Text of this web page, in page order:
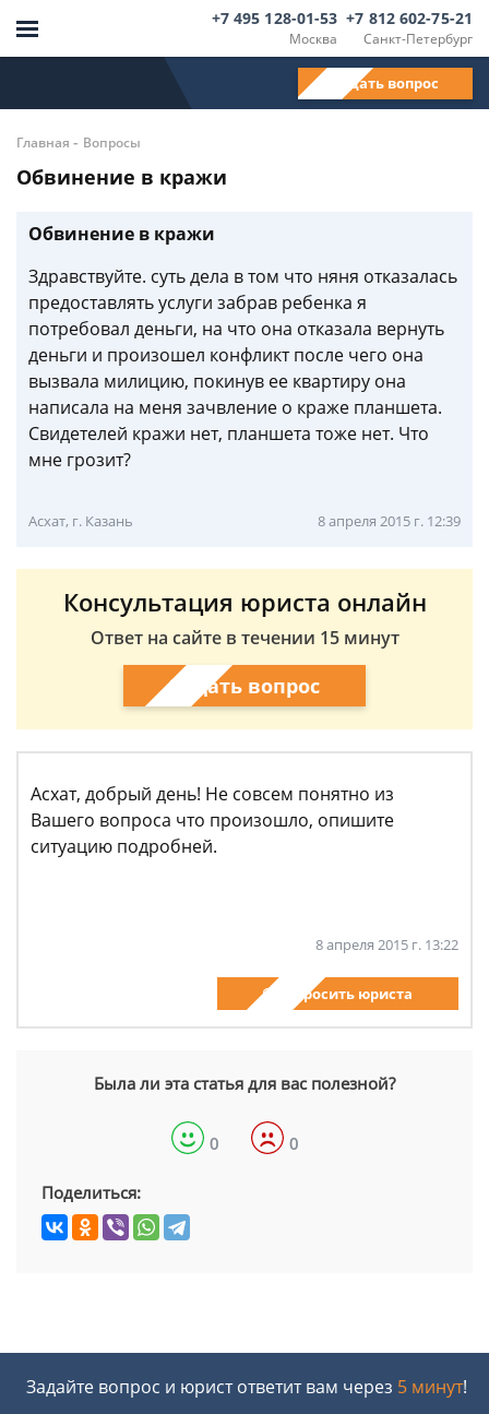
Москва
+7 495 128-01-53
Санкт-Петербург
+7 812 602-75-21
Задать вопрос
Главная - Вопросы
Обвинение в кражи
Обвинение в кражи
Здравствуйте. суть дела в том что няня отказалась
предоставлять услуги забрав ребенка я
потребовал деньги, на что она отказала вернуть
деньги и произошел конфликт после чего она
вызвала милицию, покинув ее квартиру она
написала на меня зачвление о краже планшета.
Свидетелей кражи нет, планшета тоже нет. Что
мне грозит?
Асхат, г. Казань 8 апреля 2015 г. 12:39
Консультация юриста онлайн
Ответ на сайте в течении 15 минут
Задать вопрос
Асхат, добрый день! Не совсем понятно из
Вашего вопроса что произошло, опишите
ситуацию подробней.
8 апреля 2015 г. 13:22
Спросить юриста
Была ли эта статья для вас полезной?
0 0
Поделиться:
Задайте вопрос и юрист ответит вам через 5 минут!